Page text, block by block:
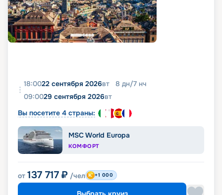
18:0022 сентября 2026вт 8 дн/7 нч
09:0029 сентября 2026вт
Вы посетите 4 страны:
MSC World Europa
КОМФОРТ
от 137 717 ₽ /чел +1 000